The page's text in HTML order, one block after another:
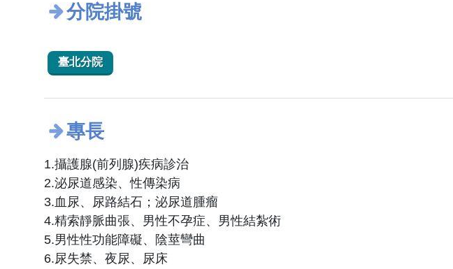
分院掛號
臺北分院
專長
1.攝護腺(前列腺)疾病診治
2.泌尿道感染、性傳染病
3.血尿、尿路結石；泌尿道腫瘤
4.精索靜脈曲張、男性不孕症、男性結紮術
5.男性性功能障礙、陰莖彎曲
6.尿失禁、夜尿、尿床